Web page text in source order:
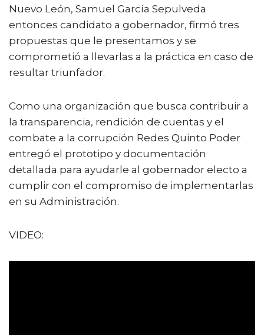
Nuevo León, Samuel García Sepulveda
entonces candidato a gobernador, firmó tres
propuestas que le presentamos y se
comprometió a llevarlas a la práctica en caso de
resultar triunfador.
Como una organización que busca contribuir a
la transparencia, rendición de cuentas y el
combate a la corrupción Redes Quinto Poder
entregó el prototipo y documentación
detallada para ayudarle al gobernador electo a
cumplir con el compromiso de implementarlas
en su Administración.
VIDEO: